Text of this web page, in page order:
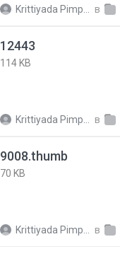
Krittiyada Pimpalai в
12443
114 KB
Krittiyada Pimpalai в
9008.thumb
70 KB
Krittiyada Pimpalai в